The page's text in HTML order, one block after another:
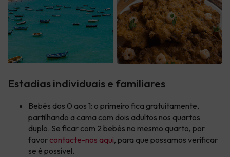
Estadias individuais e familiares
Bebés dos 0 aos 1: o primeiro fica gratuitamente,
partilhando a cama com dois adultos nos quartos
duplo. Se ficar com 2 bebés no mesmo quarto, por
favor contacte-nos aqui, para que possamos verificar
se é possível.